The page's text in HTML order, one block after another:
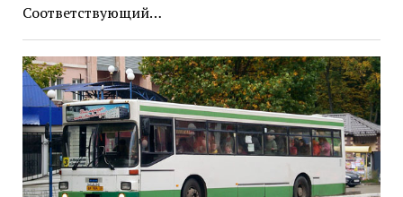
Соответствующий…